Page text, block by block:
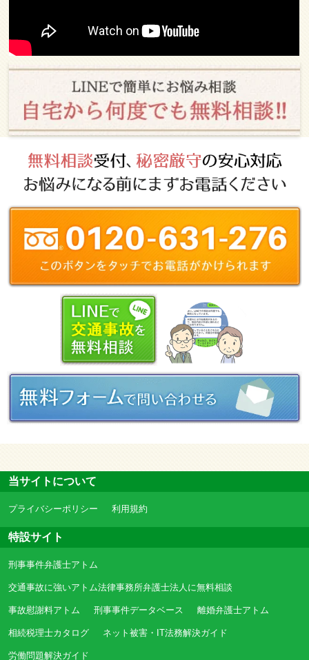
当サイトについて
プライバシーポリシー 利用規約
特設サイト
刑事事件弁護士アトム
交通事故に強いアトム法律事務所弁護士法人に無料相談
事故慰謝料アトム 刑事事件データベース 離婚弁護士アトム
相続税理士カタログ ネット被害・IT法務解決ガイド
労働問題解決ガイド